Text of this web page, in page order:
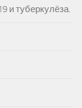
и туберкулёза.